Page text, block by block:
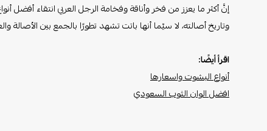
إنَّ أكثر ما يعزز من فخر وأناقة وفخامة الرجل العربي انتقاء أفضل
وتاريخ أصالته، لا سيّما أنها باتت تشهد تطورًا بالجمع بين
اقرأ أيضًا:
أنواع البشوت واسعارها
افضل الوان الثوب السعودي